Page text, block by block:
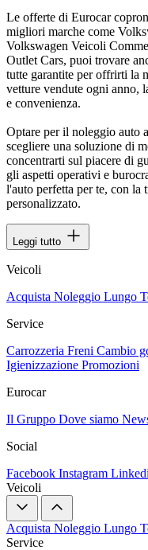
Le offerte di Eurocar
migliori marche come
Volkswagen Veicoli
Outlet Cars, puoi trovare
tutte garantite per offrirti la
vetture vendute ogni anno,
e convenienza.
Optare per il noleggio auto
scegliere una soluzione di
concentrarti sul piacere di
gli aspetti operativi e
l'auto perfetta per te, con
personalizzato.
Leggi tutto
Veicoli
Acquista Noleggio Lungo
Service
Carrozzeria Freni Cambio
Igienizzazione Promozioni
Eurocar
Il Gruppo Dove siamo
Social
Facebook Instagram
Veicoli
Acquista Noleggio Lungo
Service